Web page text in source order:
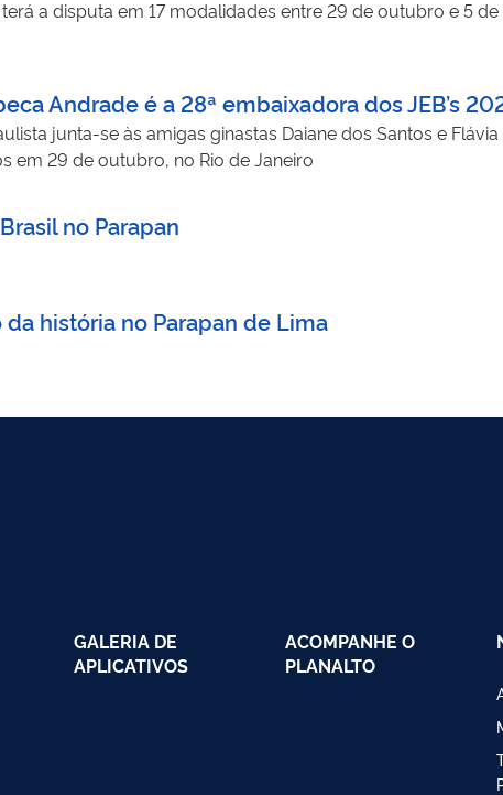
a disputa em 17 modalidades entre 29 de outubro e 5
Andrade é a 28ª embaixadora dos JEB’s
junta-se às amigas ginastas Daiane dos Santos e
em 29 de outubro, no Rio de Janeiro
no Parapan
história no Parapan de Lima
GALERIA DE
APLICATIVOS
ACOMPANHE O
PLANALTO